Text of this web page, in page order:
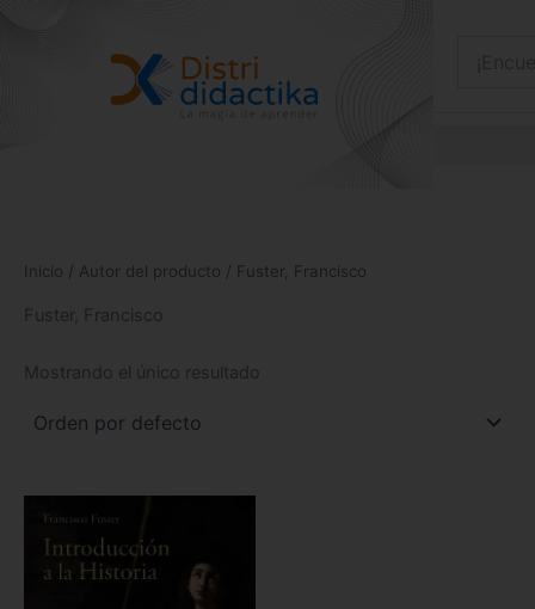
Inicio / Autor del producto / Fuster, Francisco
Fuster, Francisco
Mostrando el único resultado